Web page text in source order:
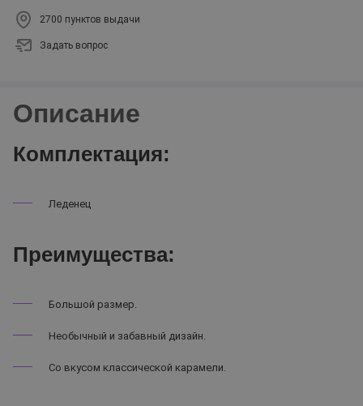
2700 пунктов выдачи
Задать вопрос
Описание
Комплектация:
Леденец
Преимущества:
Большой размер.
Необычный и забавный дизайн.
Со вкусом классической карамели.